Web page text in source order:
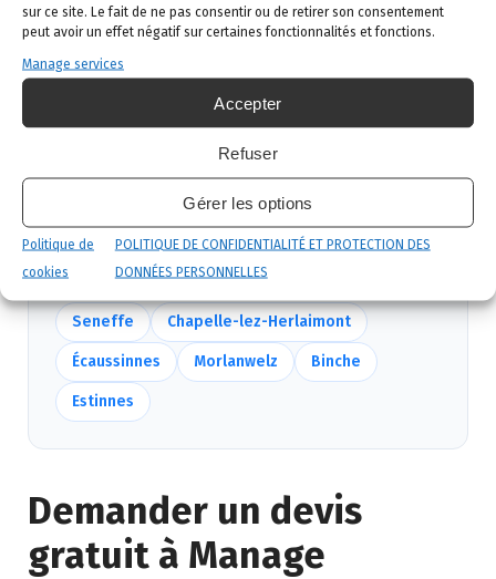
sur ce site. Le fait de ne pas consentir ou de retirer son consentement
peut avoir un effet négatif sur certaines fonctionnalités et fonctions.
Manage services
Accepter
Refuser
Gérer les options
Politique de
cookies
POLITIQUE DE CONFIDENTIALITÉ ET PROTECTION DES
DONNÉES PERSONNELLES
Intervention ciblée: traitement adapté,
produits certifiés, sécurité maximale, discrétion
garantie.
: visite de contrôle et garantie
de résultat.
Nous intervenons aussi près de Manage
Mêmes équipes, mêmes délais — voirtoutes nos
communes.
Seneffe Chapelle-lez-Herlaimont
Écaussinnes Morlanwelz Binche
Estinnes
Demander un devis
gratuit à Manage